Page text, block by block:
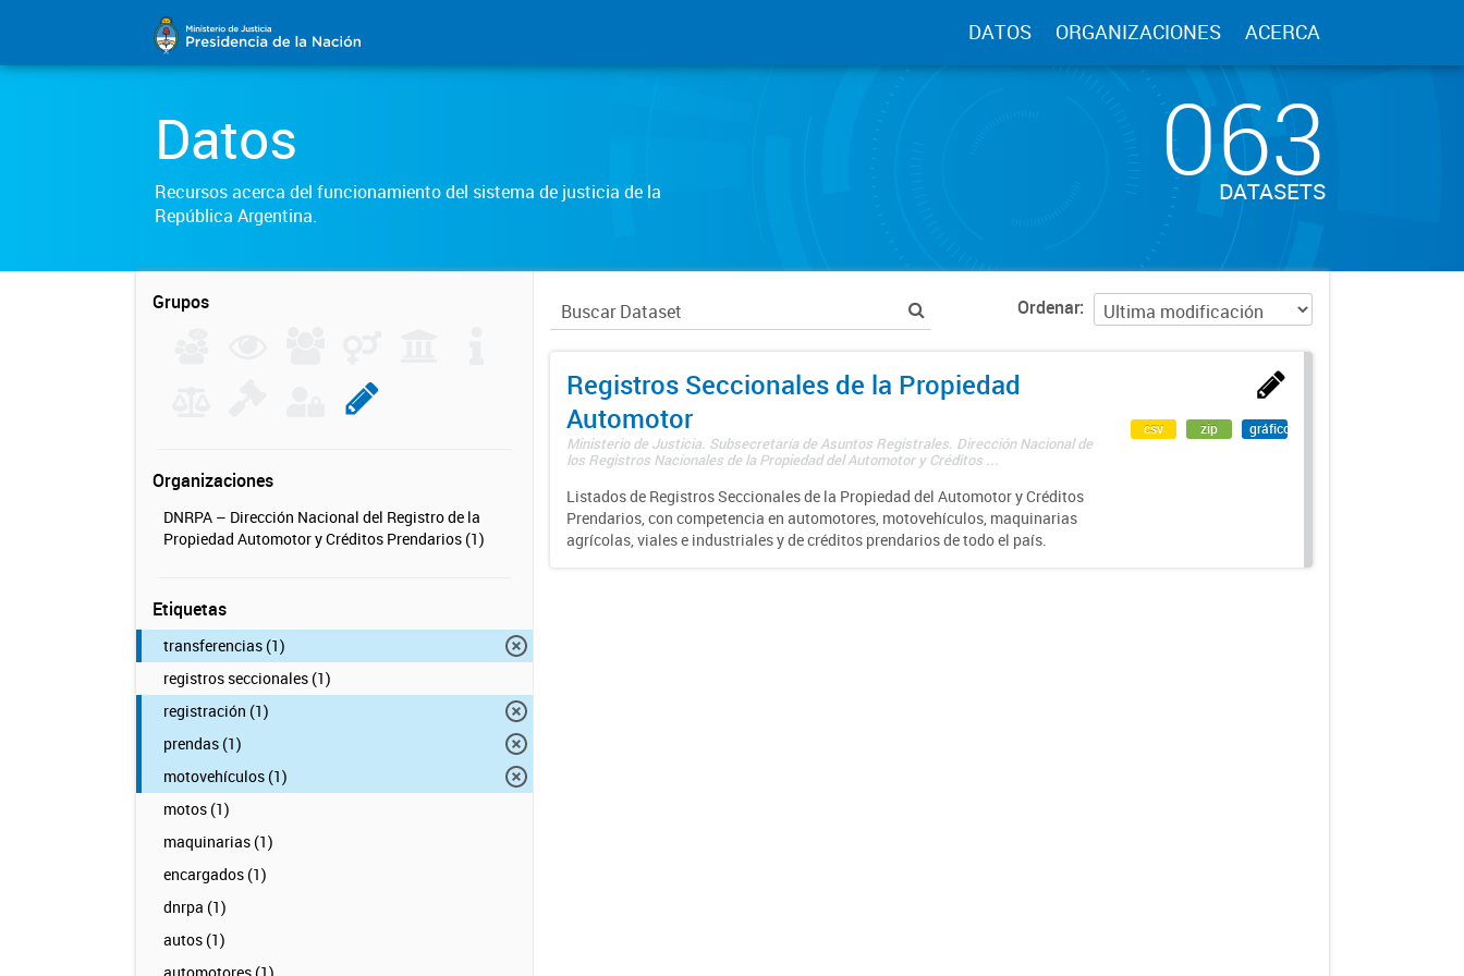
DATOS ORGANIZACIONES ACERCA
Datos
Recursos acerca del funcionamiento del sistema de justicia de la
República Argentina.
063
DATASETS
Grupos
Organizaciones
DNRPA – Dirección Nacional del Registro de la
Propiedad Automotor y Créditos Prendarios (1)
Etiquetas
transferencias (1)
registros seccionales (1)
registración (1)
prendas (1)
motovehículos (1)
motos (1)
maquinarias (1)
encargados (1)
dnrpa (1)
autos (1)
Ordenar
Registros Seccionales de la Propiedad
Automotor
Ministerio de Justicia. Subsecretaría de Asuntos Registrales. Dirección Nacional de
los Registros Nacionales de la Propiedad del Automotor y Créditos ...
Listados de Registros Seccionales de la Propiedad del Automotor y Créditos
Prendarios, con competencia en automotores, motovehículos, maquinarias
agrícolas, viales e industriales y de créditos prendarios de todo el país.
csv zip gráfico